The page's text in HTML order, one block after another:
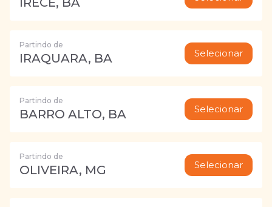
Partindo de
IRAQUARA, BA Selecionar
Partindo de
BARRO ALTO, BA Selecionar
Partindo de
OLIVEIRA, MG Selecionar